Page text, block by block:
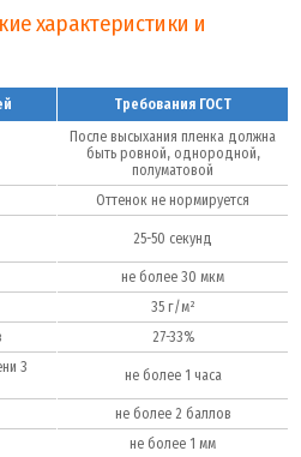
характеристики и
Требования ГОСТ
После высыхания пленка должна
быть ровной, однородной,
полуматовой
Оттенок не нормируется
25-50 секунд
не более 30 мкм
35 г/м²
27-33%
3
не более 1 часа
не более 2 баллов
не более 1 мм